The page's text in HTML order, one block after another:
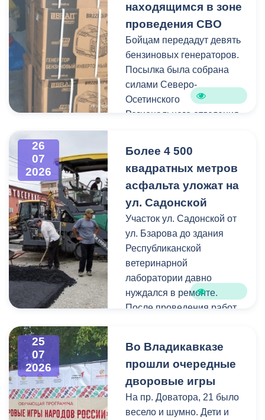
падения веток, а также
одно сломанное дерево.
Работы по распиловке и
вывозу проводятся в
оперативном режиме.
На улицах Ватутина,
По улицам Магкаева и
серьезных последствий не
зафиксировано —
отмечены лишь отдельные
небольшие ветки.
находящимся в зоне
проведения СВО
Бойцам передадут девять
бензиновых генераторов.
Посылка была собрана
силами Северо-
Осетинского
Регионального отделения
организации «Российские
студенческие отряды».
Как отметил председатель
правления организации
«Российские студенческие
отряды» Олег Габараев,
генераторы бойцам
необходимы для
бесперебойной работы
«На этом наша помощь не
заканчивается, мы и
дальше будем помогать
нашим ребятам», - сказал
Олег Габараев.
26
07
2026
Более 4 500
квадратных метров
асфальта уложат на
ул. Садонской
Участок ул. Садонской от
ул. Бзарова до здания
Республиканской
ветеринарной
лаборатории давно
нуждался в ремонте.
После проведения работ
дорожного покрытия
значительно ухудшилось,
поэтому было принято
решение о его
комплексном обновлении.
25
07
2026
Во Владикавказе
прошли очередные
дворовые игры
На пр. Доватора, 21 было
весело и шумно. Дети и